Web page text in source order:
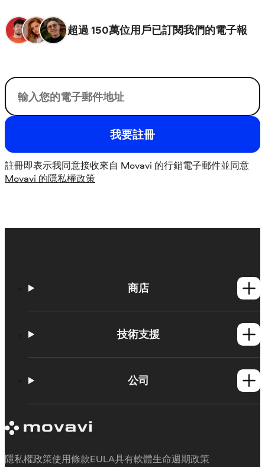
超過 150萬位用戶已訂閱我們的電子報
您的電子郵件
我要註冊
註冊即表示我同意接收來自 Movavi 的行銷電子郵件並同意
Movavi 的隱私權政策
商店
Mac產品
技術支援
學習平台
取消訂閱
退款
公司
客戶評價
為何要選擇我們
隱私權政策使用條款EULA具有軟體生命週期政策